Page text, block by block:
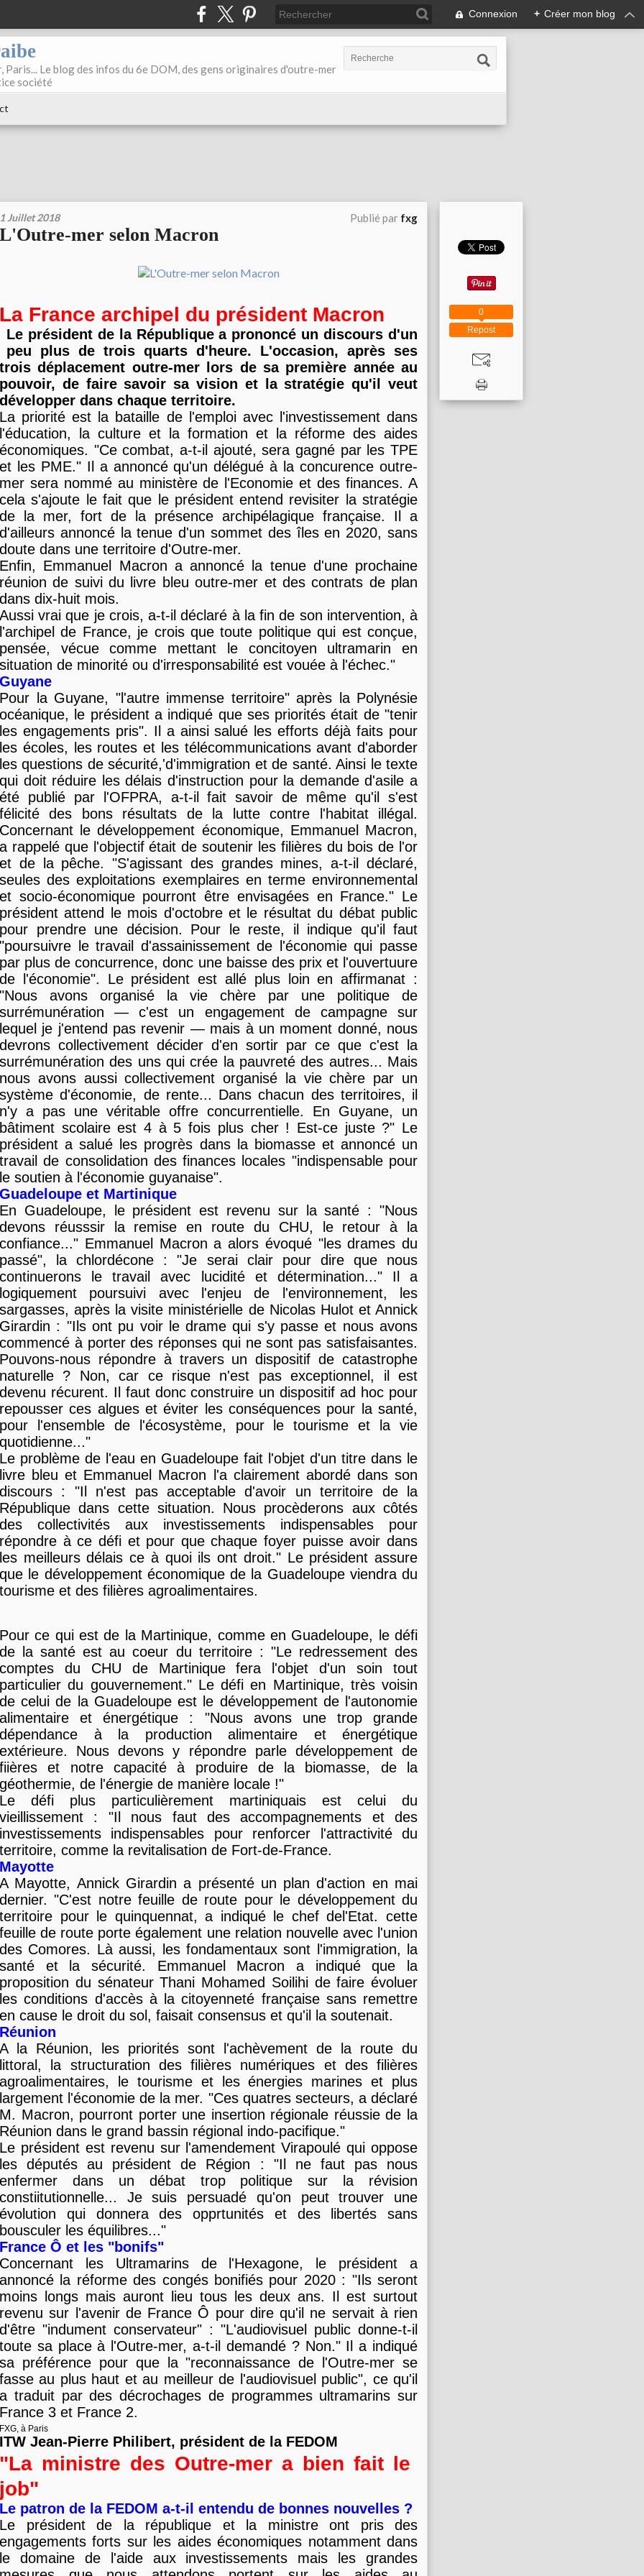
Connexion + Créer mon blog
Paris... Le blog des infos du 6e DOM, des gens originaires d'outre-mer
société
1 Juillet 2018 Publié par fxg
L'Outre-mer selon Macron
La France archipel du président Macron
Le président de la République a prononcé un discours d'un
peu plus de trois quarts d'heure. L'occasion, après ses
trois déplacement outre-mer lors de sa première année au
pouvoir, de faire savoir sa vision et la stratégie qu'il veut
développer dans chaque territoire.
La priorité est la bataille de l'emploi avec l'investissement dans
l'éducation, la culture et la formation et la réforme des aides
économiques. "Ce combat, a-t-il ajouté, sera gagné par les TPE
et les PME." Il a annoncé qu'un délégué à la concurence outre-
mer sera nommé au ministère de l'Economie et des finances. A
cela s'ajoute le fait que le président entend revisiter la stratégie
de la mer, fort de la présence archipélagique française. Il a
d'ailleurs annoncé la tenue d'un sommet des îles en 2020, sans
doute dans une territoire d'Outre-mer.
Enfin, Emmanuel Macron a annoncé la tenue d'une prochaine
réunion de suivi du livre bleu outre-mer et des contrats de plan
dans dix-huit mois.
Aussi vrai que je crois, a-t-il déclaré à la fin de son intervention, à
l'archipel de France, je crois que toute politique qui est conçue,
pensée, vécue comme mettant le concitoyen ultramarin en
situation de minorité ou d'irresponsabilité est vouée à l'échec."
Guyane
Pour la Guyane, "l'autre immense territoire" après la Polynésie
océanique, le président a indiqué que ses priorités était de "tenir
les engagements pris". Il a ainsi salué les efforts déjà faits pour
les écoles, les routes et les télécommunications avant d'aborder
les questions de sécurité,'d'immigration et de santé. Ainsi le texte
qui doit réduire les délais d'instruction pour la demande d'asile a
été publié par l'OFPRA, a-t-il fait savoir de même qu'il s'est
félicité des bons résultats de la lutte contre l'habitat illégal.
Concernant le développement économique, Emmanuel Macron,
a rappelé que l'objectif était de soutenir les filières du bois de l'or
et de la pêche. "S'agissant des grandes mines, a-t-il déclaré,
seules des exploitations exemplaires en terme environnemental
et socio-économique pourront être envisagées en France." Le
président attend le mois d'octobre et le résultat du débat public
pour prendre une décision. Pour le reste, il indique qu'il faut
"poursuivre le travail d'assainissement de l'économie qui passe
par plus de concurrence, donc une baisse des prix et l'ouvertuure
de l'économie". Le président est allé plus loin en affirmanat :
"Nous avons organisé la vie chère par une politique de
surrémunération ­—­ c'est un engagement de campagne sur
lequel je j'entend pas revenir — mais à un moment donné, nous
devrons collectivement décider d'en sortir par ce que c'est la
surrémunération des uns qui crée la pauvreté des autres... Mais
nous avons aussi collectivement organisé la vie chère par un
système d'économie, de rente... Dans chacun des territoires, il
n'y a pas une véritable offre concurrentielle. En Guyane, un
bâtiment scolaire est 4 à 5 fois plus cher ! Est-ce juste ?" Le
président a salué les progrès dans la biomasse et annoncé un
travail de consolidation des finances locales "indispensable pour
le soutien à l'économie guyanaise".
Guadeloupe et Martinique
En Guadeloupe, le président est revenu sur la santé : "Nous
devons réusssir la remise en route du CHU, le retour à la
confiance..." Emmanuel Macron a alors évoqué "les drames du
passé", la chlordécone : "Je serai clair pour dire que nous
continuerons le travail avec lucidité et détermination..." Il a
logiquement poursuivi avec l'enjeu de l'environnement, les
sargasses, après la visite ministérielle de Nicolas Hulot et Annick
Girardin : "Ils ont pu voir le drame qui s'y passe et nous avons
commencé à porter des réponses qui ne sont pas satisfaisantes.
Pouvons-nous répondre à travers un dispositif de catastrophe
naturelle ? Non, car ce risque n'est pas exceptionnel, il est
devenu récurent. Il faut donc construire un dispositif ad hoc pour
repousser ces algues et éviter les conséquences pour la santé,
pour l'ensemble de l'écosystème, pour le tourisme et la vie
quotidienne..."
Le problème de l'eau en Guadeloupe fait l'objet d'un titre dans le
livre bleu et Emmanuel Macron l'a clairement abordé dans son
discours : "Il n'est pas acceptable d'avoir un territoire de la
République dans cette situation. Nous procèderons aux côtés
des collectivités aux investissements indispensables pour
répondre à ce défi et pour que chaque foyer puisse avoir dans
les meilleurs délais ce à quoi ils ont droit." Le président assure
que le développement économique de la Guadeloupe viendra du
tourisme et des filières agroalimentaires.
Pour ce qui est de la Martinique, comme en Guadeloupe, le défi
de la santé est au coeur du territoire : "Le redressement des
comptes du CHU de Martinique fera l'objet d'un soin tout
particulier du gouvernement." Le défi en Martinique, très voisin
de celui de la Guadeloupe est le développement de l'autonomie
alimentaire et énergétique : "Nous avons une trop grande
dépendance à la production alimentaire et énergétique
extérieure. Nous devons y répondre parle développement de
fiières et notre capacité à produire de la biomasse, de la
géothermie, de l'énergie de manière locale !"
Le défi plus particulièrement martiniquais est celui du
vieillissement : "Il nous faut des accompagnements et des
investissements indispensables pour renforcer l'attractivité du
territoire, comme la revitalisation de Fort-de-France.
Mayotte
A Mayotte, Annick Girardin a présenté un plan d'action en mai
dernier. "C'est notre feuille de route pour le développement du
territoire pour le quinquennat, a indiqué le chef del'Etat. cette
feuille de route porte également une relation nouvelle avec l'union
des Comores. Là aussi, les fondamentaux sont l'immigration, la
santé et la sécurité. Emmanuel Macron a indiqué que la
proposition du sénateur Thani Mohamed Soilihi de faire évoluer
les conditions d'accès à la citoyenneté française sans remettre
en cause le droit du sol, faisait consensus et qu'il la soutenait.
Réunion
A la Réunion, les priorités sont l'achèvement de la route du
littoral, la structuration des filières numériques et des filières
agroalimentaires, le tourisme et les énergies marines et plus
largement l'économie de la mer. "Ces quatres secteurs, a déclaré
M. Macron, pourront porter une insertion régionale réussie de la
Réunion dans le grand bassin régional indo-pacifique."
Le président est revenu sur l'amendement Virapoulé qui oppose
les députés au président de Région : "Il ne faut pas nous
enfermer dans un débat trop politique sur la révision
constiitutionnelle... Je suis persuadé qu'on peut trouver une
évolution qui donnera des opprtunités et des libertés sans
bousculer les équilibres..."
France Ô et les "bonifs"
Concernant les Ultramarins de l'Hexagone, le président a
annoncé la réforme des congés bonifiés pour 2020 : "Ils seront
moins longs mais auront lieu tous les deux ans. Il est surtout
revenu sur l'avenir de France Ô pour dire qu'il ne servait à rien
d'être "indument conservateur" : "L'audiovisuel public donne-t-il
toute sa place à l'Outre-mer, a-t-il demandé ? Non." Il a indiqué
sa préférence pour que la "reconnaissance de l'Outre-mer se
fasse au plus haut et au meilleur de l'audiovisuel public", ce qu'il
a traduit par des décrochages de programmes ultramarins sur
France 3 et France 2.
FXG, à Paris
ITW Jean-Pierre Philibert, président de la FEDOM
"La ministre des Outre-mer a bien fait le
job"
Le patron de la FEDOM a-t-il entendu de bonnes nouvelles ?
Le président de la république et la ministre ont pris des
engagements forts sur les aides économiques notamment dans
le domaine de l'aide aux investissements mais les grandes
Repost
0